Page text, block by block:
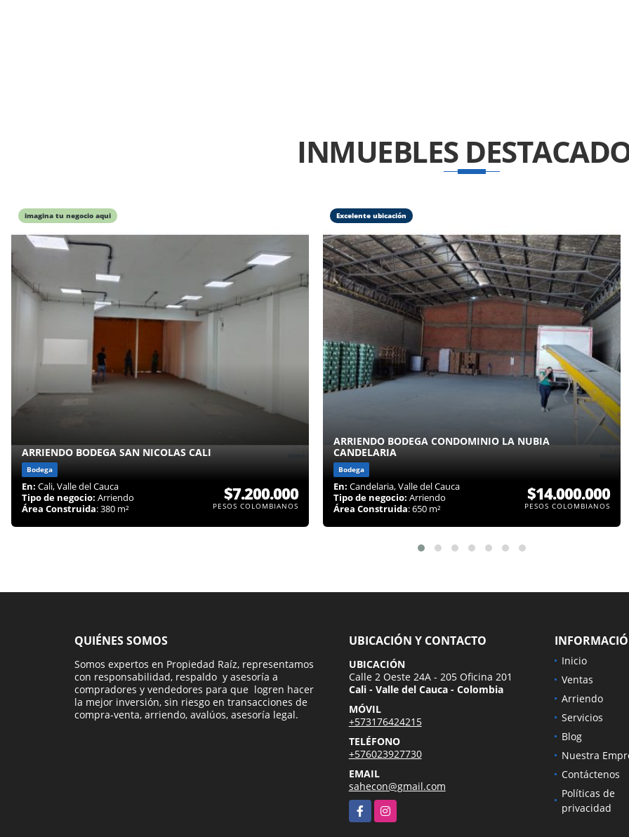
INMUEBLES
imagina tu negocio aqui
ARRIENDO BODEGA SAN NICOLAS CALI
Bodega
En: Cali, Valle del Cauca
Tipo de negocio: Arriendo
Área Construida: 380 m²
$7.200.000
PESOS COLOMBIANOS
Excelente ubicación
ARRIENDO BODEGA CONDOMINIO LA NUBIA
CANDELARIA
Bodega
En: Candelaria, Valle del Cauca
Tipo de negocio: Arriendo
Área Construida: 650 m²
$14.000.000
PESOS COLOMBIANOS
QUIÉNES SOMOS
Somos expertos en Propiedad Raíz, representamos
con responsabilidad, respaldo y asesoría a
compradores y vendedores para que logren hacer
la mejor inversión, sin riesgo en transacciones de
compra-venta, arriendo, avalúos, asesoría legal.
UBICACIÓN Y CONTACTO
UBICACIÓN
Calle 2 Oeste 24A - 205 Oficina 201
Cali - Valle del Cauca - Colombia
MÓVIL
+573176424215
TELÉFONO
+576023927730
EMAIL
sahecon@gmail.com
FacebookInstagram
Inicio
Ventas
Arriendo
Servicios
Blog
Nuestra
Contáctenos
Políticas de
privacidad